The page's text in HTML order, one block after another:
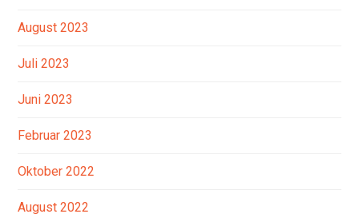
August 2023
Juli 2023
Juni 2023
Februar 2023
Oktober 2022
August 2022